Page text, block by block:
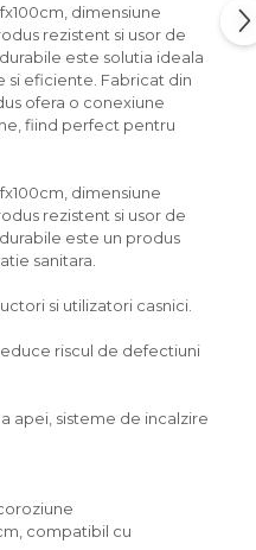
dimensiune
rezistent si usor de
este solutia ideala
si eficiente. Fabricat din
ofera o conexiune
fiind perfect pentru
dimensiune
rezistent si usor de
este un produs
sanitara.
si utilizatori casnici.
riscul de defectiuni
apei, sisteme de incalzire
compatibil cu